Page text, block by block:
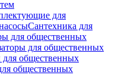
для
Сантехника для
для общественных
для общественных
общественных
общественных